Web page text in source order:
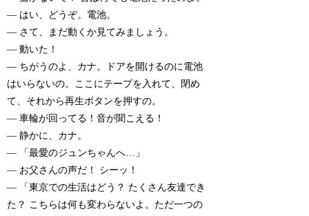
— はい、どうぞ。電池。
— さて、まだ動くか見てみましょう。
— 動いた！
— ちがうのよ、カナ。ドアを開けるのに電池
はいらないの。ここにテープを入れて、閉め
て、それから再生ボタンを押すの。
— 車輪が回ってる！音が聞こえる！
— 静かに、カナ。
— 「最愛のジュンちゃんへ…」
— お父さんの声だ！ シーッ！
— 「東京での生活はどう？ たくさん友達でき
た？ こちらは何も変わらないよ。ただ一つの